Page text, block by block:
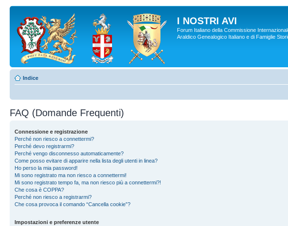
I NOSTRI AVI
Forum Italiano della Commissione
Araldico Genealogico Italiano e di Famiglie
Indice
FAQ (Domande Frequenti)
Connessione e registrazione
Perché non riesco a connettermi?
Perché devo registrarmi?
Perché vengo disconnesso automaticamente?
Come posso evitare di apparire nella lista degli utenti in linea?
Ho perso la mia password!
Mi sono registrato ma non riesco a connettermi!
Mi sono registrato tempo fa, ma non riesco più a connettermi?!
Che cosa è COPPA?
Perché non riesco a registrarmi?
Che cosa provoca il comando “Cancella cookie”?
Impostazioni e preferenze utente